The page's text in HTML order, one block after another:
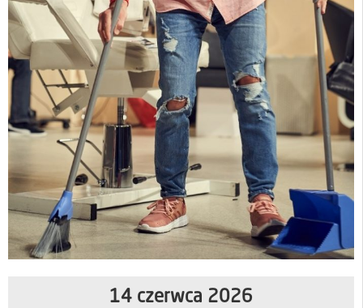
14 czerwca 2026